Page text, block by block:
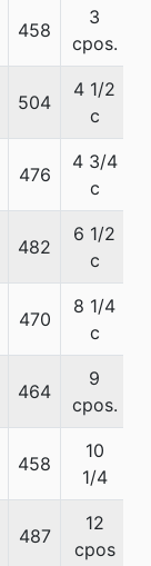
458
3
cpos.
504
4 1/2
c
476
4 3/4
c
482
6 1/2
c
470
8 1/4
c
464
9
cpos.
458
10
1/4
487
12
cpos